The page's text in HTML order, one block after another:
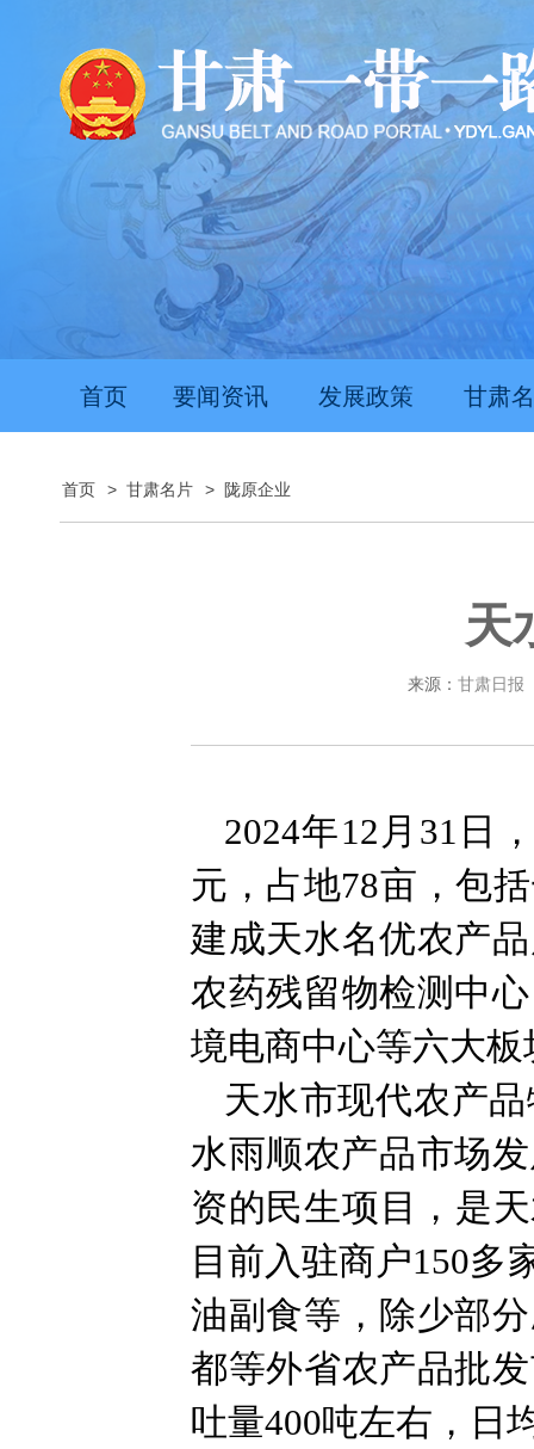
首页 要闻资讯 发展政策 甘肃
首页 > 甘肃名片 > 陇原企业
天
来源： 甘肃日报
2024年12月31日
元，占地78亩，包
建成天水名优农产
农药残留物检测中
境电商中心等六大板
天水市现代农产
水雨顺农产品市场
资的民生项目，是
目前入驻商户150多
油副食等，除少部
都等外省农产品批
吐量400吨左右，日